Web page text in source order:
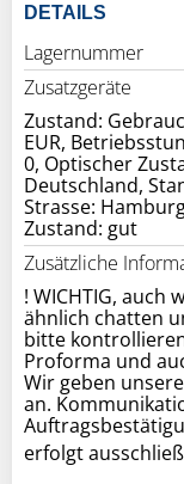
DETAILS
Lagernummer
Zusatzgeräte
Zustand:
EUR,
0, Optischer
Deutschland,
Strasse:
Zustand: gut
Zusätzliche
! WICHTIG, auch
ähnlich chatten
bitte
Proforma und
Wir geben
an.
erfolgt